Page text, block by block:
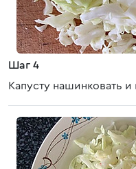
Шаг 4
Капусту нашинковать и